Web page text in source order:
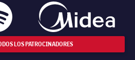
LOS PATROCINADORES